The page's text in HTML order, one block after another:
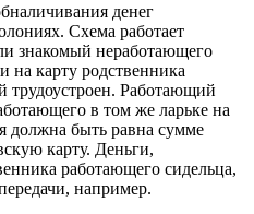
денег
Схема работает
знакомый неработающего
на карту родственника
трудоустроен. Работающий
в том же ларьке на
должна быть равна сумме
карту. Деньги,
работающего сидельца,
например.